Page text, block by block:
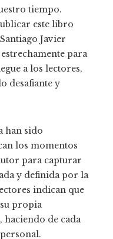
tiempo.
este libro
Javier
para
a los lectores,
desafiante y
han sido
los momentos
para capturar
y definida por la
indican que
propia
de cada